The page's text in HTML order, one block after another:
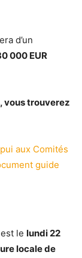
d’un
000 EUR
vous trouverez
aux Comités
guide
le lundi 22
locale de